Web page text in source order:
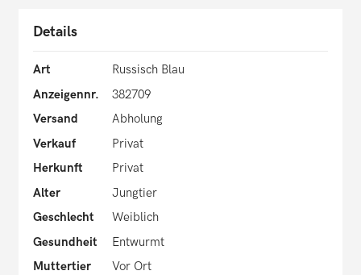
Details
Art
Russisch Blau
Anzeigennr.
382709
Versand
Abholung
Verkauf
Privat
Herkunft
Privat
Alter
Jungtier
Geschlecht
Weiblich
Gesundheit
Entwurmt
Muttertier
Vor Ort